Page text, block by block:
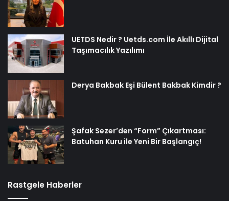
UETDS Nedir ? Uetds.com İle Akıllı Dijital
Taşımacılık Yazılımı
Derya Bakbak Eşi Bülent Bakbak Kimdir ?
Şafak Sezer’den “Form” Çıkartması:
Batuhan Kuru ile Yeni Bir Başlangıç!
Rastgele Haberler